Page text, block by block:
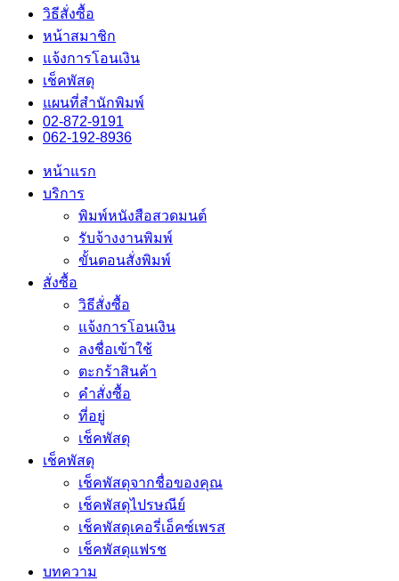
วิธีสั่งซื้อ
หน้าสมาชิก
แจ้งการโอนเงิน
เช็คพัสดุ
แผนที่สำนักพิมพ์
02-872-9191
062-192-8936
หน้าแรก
บริการ
พิมพ์หนังสือสวดมนต์
รับจ้างงานพิมพ์
ขั้นตอนสั่งพิมพ์
สั่งซื้อ
วิธีสั่งซื้อ
แจ้งการโอนเงิน
ลงชื่อเข้าใช้
ตะกร้าสินค้า
คำสั่งซื้อ
ที่อยู่
เช็คพัสดุ
เช็คพัสดุ
เช็คพัสดุจากชื่อของคุณ
เช็คพัสดุไปรษณีย์
เช็คพัสดุเคอรี่เอ็คซ์เพรส
เช็คพัสดุแฟรช
บทความ